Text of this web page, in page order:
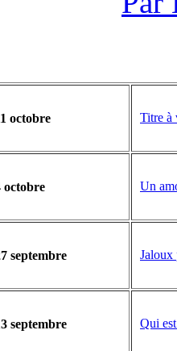
octobre Titre à
octobre Un
septembre Jaloux
septembre Qui